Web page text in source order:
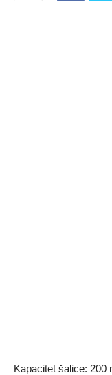
Kapacitet šalice: 200